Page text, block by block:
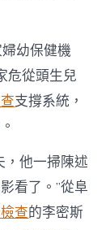
幼保健機
危從頭生兒
支撐系統，
，他一掃陳述
看了。”從阜
查的李密斯